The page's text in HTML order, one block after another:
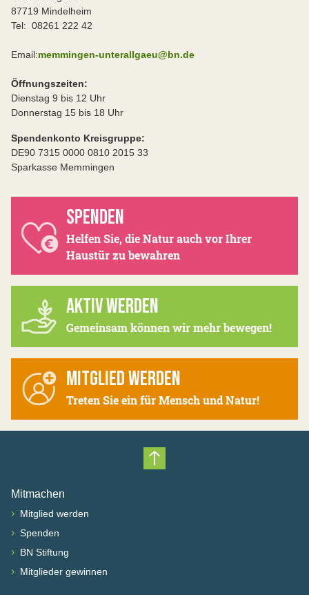
87719 Mindelheim
Tel: 08261 222 42
Email:memmingen-unterallgaeu@bn.de
Öffnungszeiten:
Dienstag 9 bis 12 Uhr
Donnerstag 15 bis 18 Uhr
Spendenkonto Kreisgruppe:
DE90 7315 0000 0810 2015 33
Sparkasse Memmingen
SPENDEN
Helfen Sie, die Natur auch vor Ihrer
Haustür zu bewahren
AKTIV WERDEN
Gemeinsam können wir mehr bewegen!
MITGLIED WERDEN
Treten Sie ein für Mensch und Natur!
Nach oben scrollen
Mitmachen
› Mitglied werden
› Spenden
› BN Stiftung
› Mitglieder gewinnen